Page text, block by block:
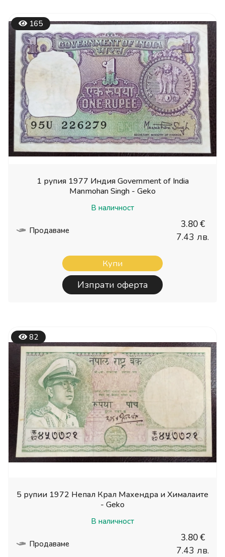
165
1 рупия 1977 Индия Government of India
Manmohan Singh - Geko
В наличност
Продаваме
3.80 €
7.43 лв.
Купи
Изпрати оферта
82
5 рупии 1972 Непал Крал Махендра и Хималаите
- Geko
В наличност
Продаваме
3.80 €
7.43 лв.